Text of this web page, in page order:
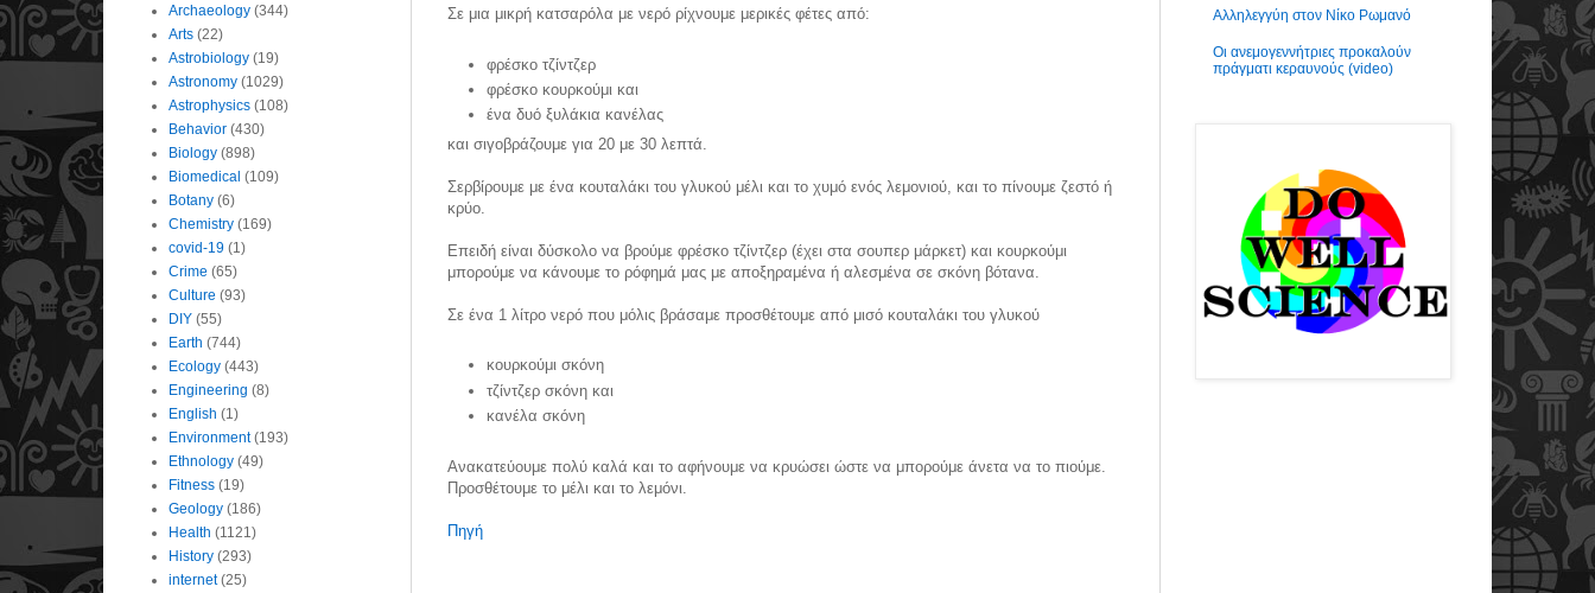
Σε μια μικρή κατσαρόλα με νερό ρίχνουμε μερικές φέτες από:
φρέσκο τζίντζερ
φρέσκο κουρκούμι και
ένα δυό ξυλάκια κανέλας
και σιγοβράζουμε για 20 με 30 λεπτά.
Σερβίρουμε με ένα κουταλάκι του γλυκού μέλι και το χυμό ενός λεμονιού, και το πίνουμε ζεστό ή
κρύο.
Επειδή είναι δύσκολο να βρούμε φρέσκο τζίντζερ (έχει στα σουπερ μάρκετ) και κουρκούμι
μπορούμε να κάνουμε το ρόφημά μας με αποξηραμένα ή αλεσμένα σε σκόνη βότανα.
Σε ένα 1 λίτρο νερό που μόλις βράσαμε προσθέτουμε από μισό κουταλάκι του γλυκού
κουρκούμι σκόνη
τζίντζερ σκόνη και
κανέλα σκόνη
Ανακατεύουμε πολύ καλά και το αφήνουμε να κρυώσει ώστε να μπορούμε άνετα να το πιούμε.
Προσθέτουμε το μέλι και το λεμόνι.
Πηγή
Archaeology (344)
Arts (22)
Astrobiology (19)
Astronomy (1029)
Astrophysics (108)
Behavior (430)
Biology (898)
Biomedical (109)
Botany (6)
Chemistry (169)
covid-19 (1)
Crime (65)
Culture (93)
DIY (55)
Earth (744)
Ecology (443)
Engineering (8)
English (1)
Environment (193)
Ethnology (49)
Fitness (19)
Geology (186)
Health (1121)
History (293)
internet (25)
Αλληλεγγύη στον Νίκο Ρωμανό
Οι ανεμογεννήτριες προκαλούν
πράγματι κεραυνούς (video)